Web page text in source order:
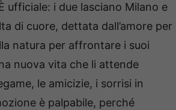
ufficiale: i due lasciano Milano e
di cuore, dettata dall’amore per
natura per affrontare i suoi
nuova vita che li attende
le amicizie, i sorrisi in
è palpabile, perché